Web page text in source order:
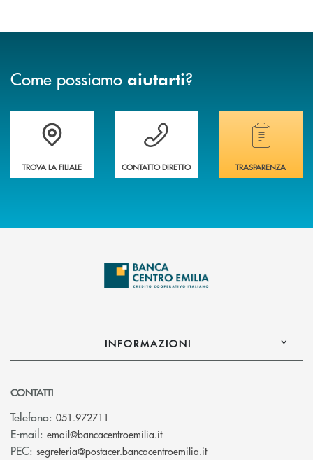
Come possiamo aiutarti?
Accedi all' elenco completo delle filiali
TROVA LA FILIALE
Vuoi avere maggiori informazioni sulla
CONTATTO DIRETTO
Hai bisogno di
TRASPARENZA
INFORMAZIONI
CONTATTI
Telefono: 051.972711
E-mail: email@bancacentroemilia.it(si apre l’app di posta
PEC: segreteria@postacer.bancacentroemilia.it(si apre l’app di